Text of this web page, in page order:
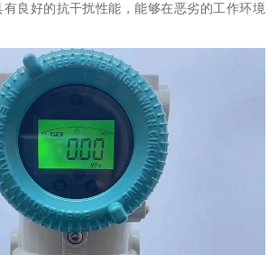
良好的抗干扰性能，能够在恶劣的工作环境